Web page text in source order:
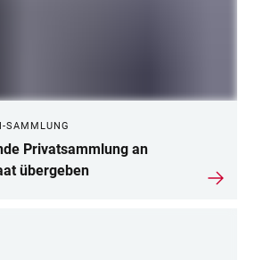
SAMMLUNG
Privatsammlung an
übergeben